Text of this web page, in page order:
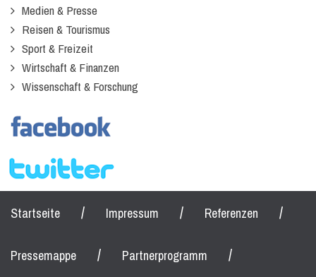
Medien & Presse
Reisen & Tourismus
Sport & Freizeit
Wirtschaft & Finanzen
Wissenschaft & Forschung
Startseite / Impressum / Referenzen /
Pressemappe / Partnerprogramm /